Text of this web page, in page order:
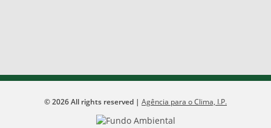
© 2026 All rights reserved | Agência para o Clima, I.P.